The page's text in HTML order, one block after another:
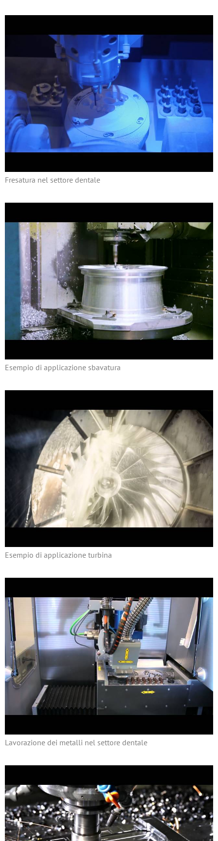
Fresatura nel settore dentale
Esempio di applicazione sbavatura
Esempio di applicazione turbina
Lavorazione dei metalli nel settore dentale